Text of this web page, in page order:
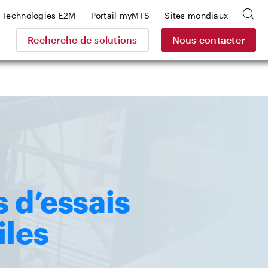
Recherche de solutions Nous contacter
Technologies E2M Portail myMTS Sites mondiaux